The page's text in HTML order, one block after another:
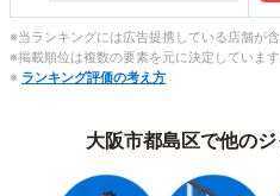
※当ランキングには広告提携している店舗が含
※掲載順位は複数の要素を元に決定しています
※ ランキング評価の考え方
大阪市都島区で他の